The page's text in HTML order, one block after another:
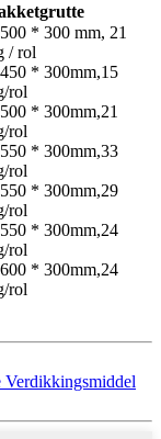
* 300 mm, 21
/ rol
* 300mm,15
rol
* 300mm,21
rol
* 300mm,33
rol
* 300mm,29
rol
* 300mm,24
rol
* 300mm,24
rol
Verdikkingsmiddel